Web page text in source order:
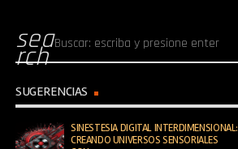
sea
rch
SUGERENCIAS
SINESTESIA DIGITAL INTERDIMENSIONAL:
CREANDO UNIVERSOS SENSORIALES